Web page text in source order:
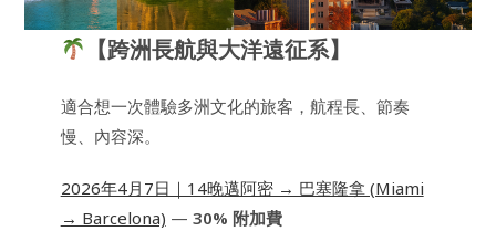
【跨洲長航與大洋遠征系】
適合想一次體驗多洲文化的旅客，航程長、節奏
慢、內容深。
2026年4月7日｜14晚邁阿密 → 巴塞隆拿 (Miami
→ Barcelona) — 30% 附加費